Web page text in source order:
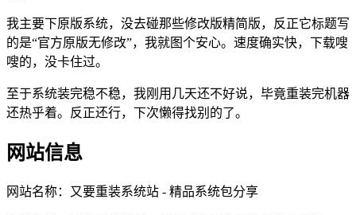
我主要下原版系统，没去碰那些修改版精简版，反正它标题写
的是“官方原版无修改”，我就图个安心。速度确实快，下载嗖
嗖的，没卡住过。
至于系统装完稳不稳，我刚用几天还不好说，毕竟重装完机器
还热乎着。反正还行，下次懒得找别的了。
网站信息
网站名称： 又要重装系统站 - 精品系统包分享